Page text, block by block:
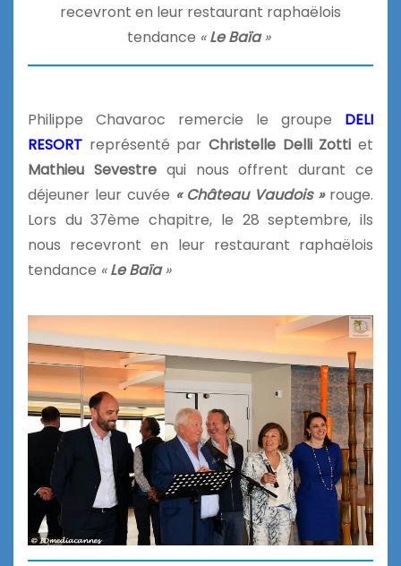
recevront en leur restaurant raphaëlois
tendance «Le Baïa»
Philippe Chavaroc remercie le groupe DELI
RESORT représenté par Christelle Delli Zotti et
Mathieu Sevestrequi nous offrent durant ce
déjeuner leur cuvée « Château Vaudois »rouge.
Lors du 37ème chapitre, le 28 septembre, ils
nous recevront en leur restaurant raphaëlois
tendance «Le Baïa»